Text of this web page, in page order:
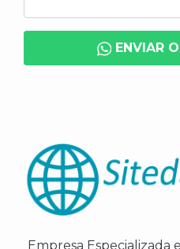
ENVIAR
Empresa Especializada